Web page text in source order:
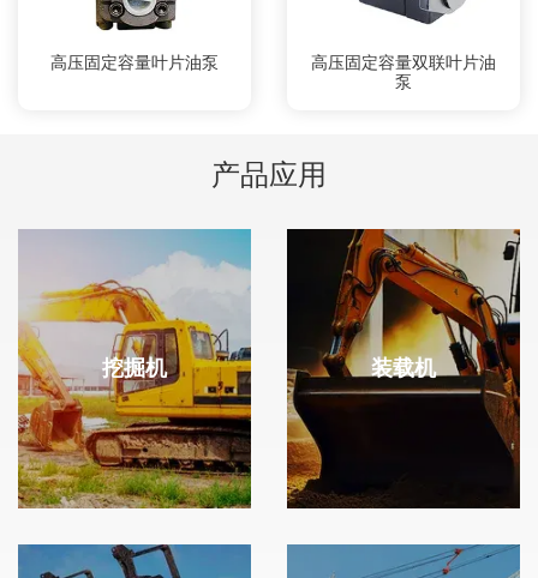
高压固定容量叶片油泵
高压固定容量双联叶片油
泵
产品应用
挖掘机 装载机